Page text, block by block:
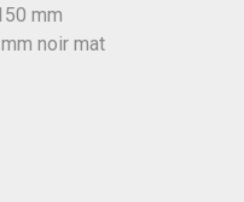
mm
noir mat